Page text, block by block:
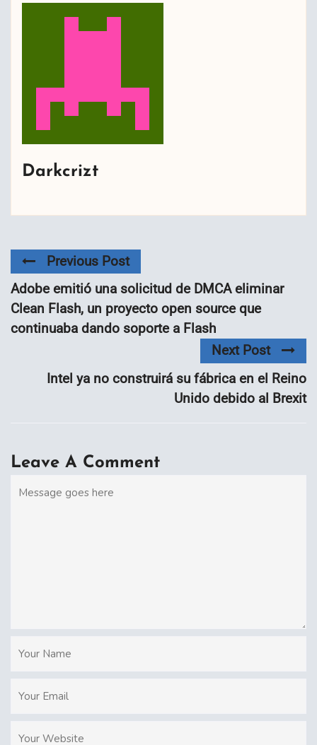
Darkcrizt
Previous Post
Adobe emitió una solicitud de DMCA eliminar
Clean Flash, un proyecto open source que
continuaba dando soporte a Flash
Next Post
Intel ya no construirá su fábrica en el Reino
Unido debido al Brexit
Leave A Comment